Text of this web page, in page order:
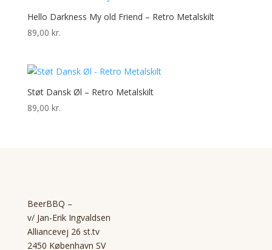
Hello Darkness My old Friend – Retro Metalskilt
89,00 kr.
Støt Dansk Øl – Retro Metalskilt
89,00 kr.
BeerBBQ –
v/ Jan-Erik Ingvaldsen
Alliancevej 26 st.tv
2450 København SV